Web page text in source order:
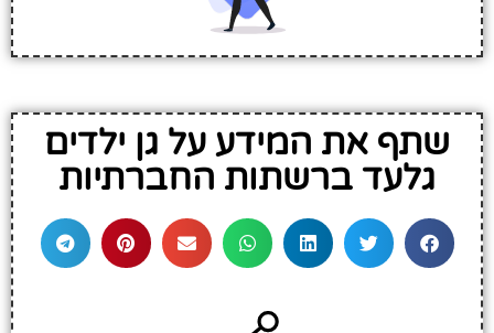
שתף את המידע על גן ילדים
גלעד ברשתות החברתיות